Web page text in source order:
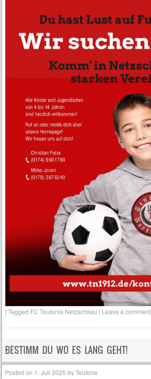
|Tagged FC Teutonia Netzschkau | Leave a comment
BESTIMM DU WO ES LANG GEHT!
Posted on 1. Juli 2025 byTeutone